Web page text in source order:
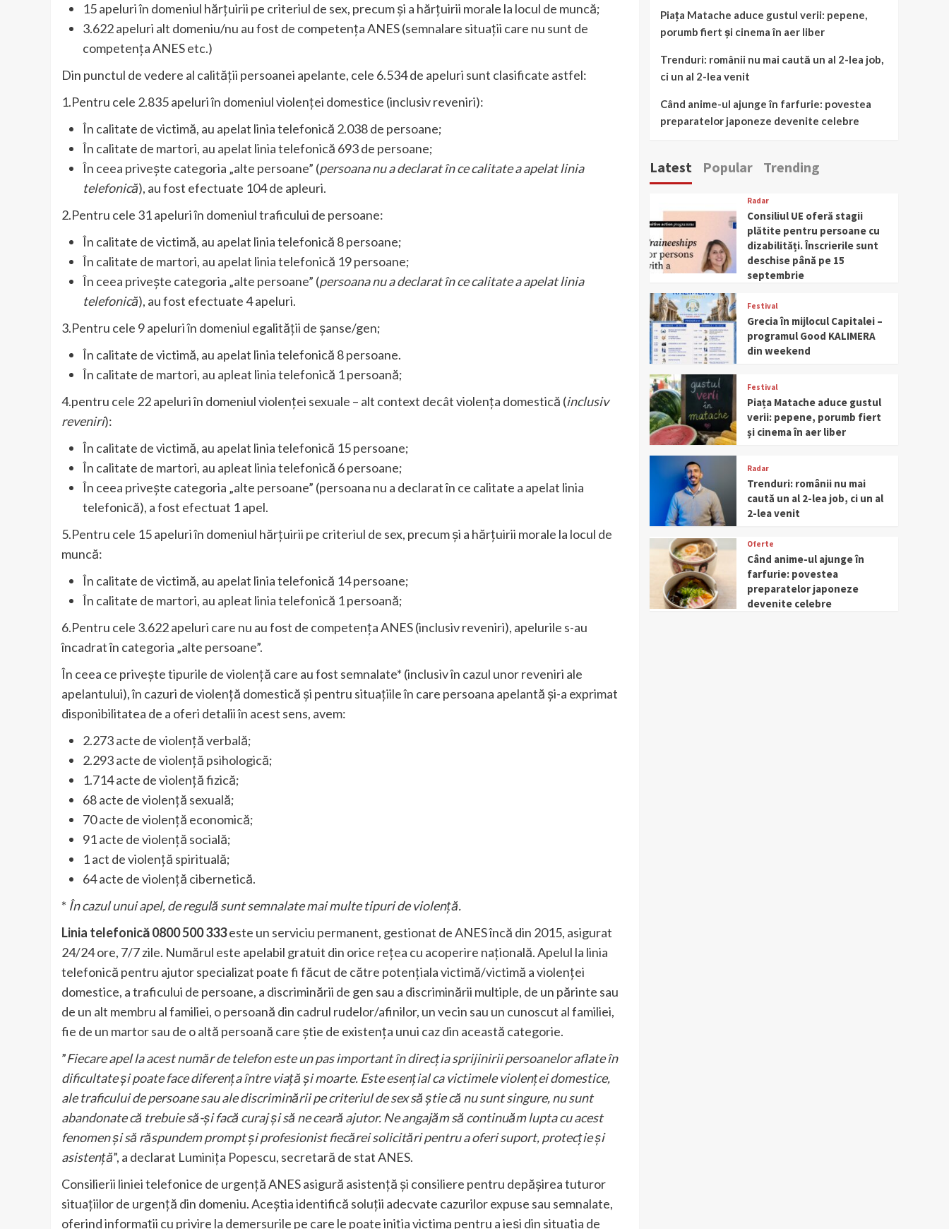
15 apeluri în domeniul hărțuirii pe criteriul de sex, precum și a hărțuirii morale la locul de muncă;
3.622 apeluri alt domeniu/nu au fost de competența ANES (semnalare situații care nu sunt de
competența ANES etc.)
Din punctul de vedere al calității persoanei apelante, cele 6.534 de apeluri sunt clasificate astfel:
1.Pentru cele 2.835 apeluri în domeniul violenței domestice (inclusiv reveniri):
În calitate de victimă, au apelat linia telefonică 2.038 de persoane;
În calitate de martori, au apelat linia telefonică 693 de persoane;
În ceea privește categoria „alte persoane” (persoana nu a declarat în ce calitate a apelat linia
telefonică), au fost efectuate 104 de apleuri.
2.Pentru cele 31 apeluri în domeniul traficului de persoane:
În calitate de victimă, au apelat linia telefonică 8 persoane;
În calitate de martori, au apelat linia telefonică 19 persoane;
În ceea privește categoria „alte persoane” (persoana nu a declarat în ce calitate a apelat linia
telefonică), au fost efectuate 4 apeluri.
3.Pentru cele 9 apeluri în domeniul egalității de șanse/gen;
În calitate de victimă, au apelat linia telefonică 8 persoane.
În calitate de martori, au apleat linia telefonică 1 persoană;
4.pentru cele 22 apeluri în domeniul violenței sexuale – alt context decât violența domestică (inclusiv
reveniri):
În calitate de victimă, au apelat linia telefonică 15 persoane;
În calitate de martori, au apleat linia telefonică 6 persoane;
În ceea privește categoria „alte persoane” (persoana nu a declarat în ce calitate a apelat linia
telefonică), a fost efectuat 1 apel.
5.Pentru cele 15 apeluri în domeniul hărțuirii pe criteriul de sex, precum și a hărțuirii morale la locul de
muncă:
În calitate de victimă, au apelat linia telefonică 14 persoane;
În calitate de martori, au apleat linia telefonică 1 persoană;
6.Pentru cele 3.622 apeluri care nu au fost de competența ANES (inclusiv reveniri), apelurile s-au
încadrat în categoria „alte persoane”.
În ceea ce privește tipurile de violență care au fost semnalate* (inclusiv în cazul unor reveniri ale
apelantului), în cazuri de violență domestică și pentru situațiile în care persoana apelantă și-a exprimat
disponibilitatea de a oferi detalii în acest sens, avem:
2.273 acte de violență verbală;
2.293 acte de violență psihologică;
1.714 acte de violență fizică;
68 acte de violență sexuală;
70 acte de violență economică;
91 acte de violență socială;
1 act de violență spirituală;
64 acte de violență cibernetică.
* În cazul unui apel, de regulă sunt semnalate mai multe tipuri de violență.
Linia telefonică 0800 500 333este un serviciu permanent, gestionat de ANES încă din 2015, asigurat
24/24 ore, 7/7 zile. Numărul este apelabil gratuit din orice rețea cu acoperire națională. Apelul la linia
telefonică pentru ajutor specializat poate fi făcut de către potențiala victimă/victimă a violenței
domestice, a traficului de persoane, a discriminării de gen sau a discriminării multiple, de un părinte sau
de un alt membru al familiei, o persoană din cadrul rudelor/afinilor, un vecin sau un cunoscut al familiei,
fie de un martor sau de o altă persoană care știe de existența unui caz din această categorie.
”Fiecare apel la acest număr de telefon este un pas important în direcția sprijinirii persoanelor aflate în
dificultate și poate face diferența între viață și moarte. Este esențial ca victimele violenței domestice,
ale traficului de persoane sau ale discriminării pe criteriul de sex să știe că nu sunt singure, nu sunt
abandonate că trebuie să-și facă curaj și să ne ceară ajutor. Ne angajăm să continuăm lupta cu acest
fenomen și să răspundem prompt și profesionist fiecărei solicitări pentru a oferi suport, protecție și
asistență”, a declarat Luminița Popescu, secretară de stat ANES.
Consilierii liniei telefonice de urgență ANES asigură asistență și consiliere pentru depășirea tuturor
situațiilor de urgență din domeniu. Aceștia identifică soluții adecvate cazurilor expuse sau semnalate,
oferind informații cu privire la demersurile pe care le poate iniția victima pentru a ieși din situația de
Piața Matache aduce gustul verii: pepene,
porumb fiert și cinema în aer liber
Trenduri: românii nu mai caută un al 2-lea job,
ci un al 2-lea venit
Când anime-ul ajunge în farfurie: povestea
preparatelor japoneze devenite celebre
Latest Popular Trending
Radar
Consiliul UE oferă stagii
plătite pentru persoane cu
dizabilități. Înscrierile sunt
deschise până pe 15
septembrie
Festival
Grecia în mijlocul Capitalei –
programul Good KALIMERA
din weekend
Festival
Piața Matache aduce gustul
verii: pepene, porumb fiert
și cinema în aer liber
Radar
Trenduri: românii nu mai
caută un al 2-lea job, ci un al
2-lea venit
Oferte
Când anime-ul ajunge în
farfurie: povestea
preparatelor japoneze
devenite celebre